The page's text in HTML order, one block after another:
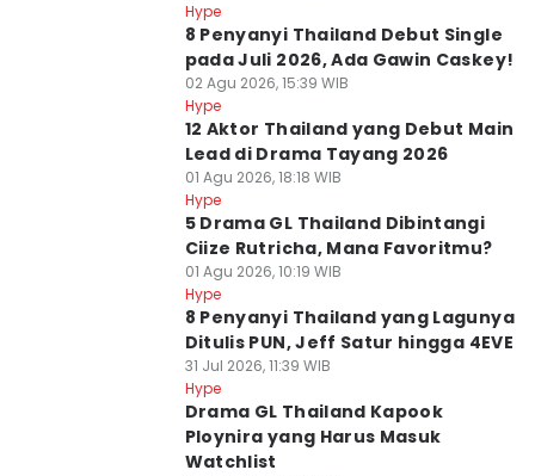
Hype
8 Penyanyi Thailand Debut Single
pada Juli 2026, Ada Gawin Caskey!
02 Agu 2026, 15:39 WIB
Hype
12 Aktor Thailand yang Debut Main
Lead di Drama Tayang 2026
01 Agu 2026, 18:18 WIB
Hype
5 Drama GL Thailand Dibintangi
Ciize Rutricha, Mana Favoritmu?
01 Agu 2026, 10:19 WIB
Hype
8 Penyanyi Thailand yang Lagunya
Ditulis PUN, Jeff Satur hingga 4EVE
31 Jul 2026, 11:39 WIB
Hype
Drama GL Thailand Kapook
Ploynira yang Harus Masuk
Watchlist